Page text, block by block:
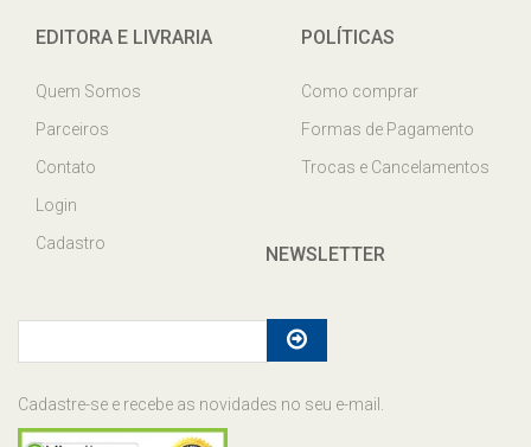
EDITORA E LIVRARIA
Quem Somos
Parceiros
Contato
Login
Cadastro
POLÍTICAS
Como comprar
Formas de Pagamento
Trocas e Cancelamentos
NEWSLETTER
Cadastre-se e recebe as novidades no seu e-mail.